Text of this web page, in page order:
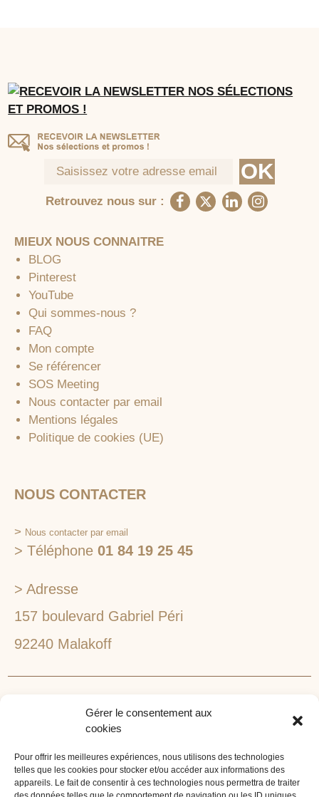
Gérer le consentement aux
cookies
Pour offrir les meilleures expériences, nous utilisons des technologies
telles que les cookies pour stocker et/ou accéder aux informations des
appareils. Le fait de consentir à ces technologies nous permettra de traiter
Retrouvez nous sur :
MIEUX NOUS CONNAITRE
BLOG
Pinterest
YouTube
Qui sommes-nous ?
FAQ
Mon compte
Se référencer
SOS Meeting
Nous contacter par email
Mentions légales
Politique de cookies (UE)
NOUS CONTACTER
> Nous contacter par email
> Téléphone 01 84 19 25 45
> Adresse
157 boulevard Gabriel Péri
92240 Malakoff
1lieu1salle est spécialisé dans la recherche de lieux
événements d'entreprise. 1lieu1salle recherche
gratuitement pour vous, votre lieu de séminaire idéal :
château, domaine, hôtel, lieu atypique et dans